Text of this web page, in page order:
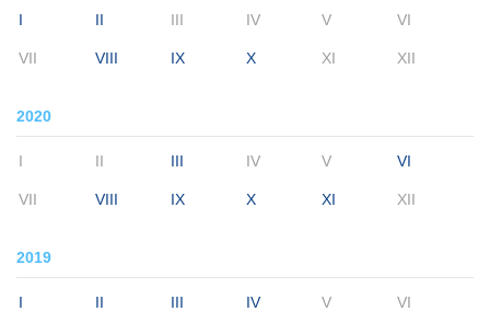
I II III IV V VI
VII VIII IX X XI XII
2020
I II III IV V VI
VII VIII IX X XI XII
2019
I II III IV V VI